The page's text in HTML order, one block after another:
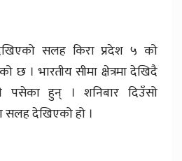
सलह किरा प्रदेश ५ को
छ । भारतीय सीमा क्षेत्रमा देखिदै
हुन् । शनिबार दिउँसो
सलह देखिएको हो ।